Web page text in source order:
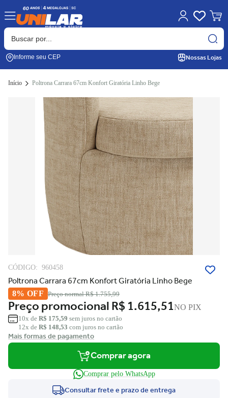
Informe seu CEP Nossas Lojas
Início Poltrona Carrara 67cm Konfort Giratória Linho Bege
CÓDIGO: 960458
Poltrona Carrara 67cm Konfort Giratória Linho Bege
8% OFF Preço normalR$ 1.755,99
Preço promocionalR$ 1.615,51NO PIX
10x de R$ 175,59 sem juros no cartão
12x de R$ 148,53 com juros no cartão
Mais formas de pagamento
Comprar agora
Comprar pelo WhatsApp
Consultar frete e prazo de entrega